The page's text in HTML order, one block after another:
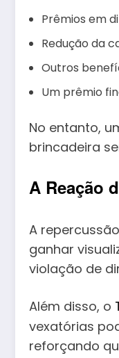
Prêmios em
Redução da
Outros
Um prêmio
No entanto,
brincadeira
A Reação
A
ganhar
violação de
Além disso, o
vexatórias
reforçando